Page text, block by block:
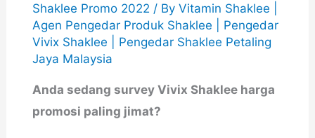
Shaklee Promo 2022 / By Vitamin Shaklee |
Agen Pengedar Produk Shaklee | Pengedar
Vivix Shaklee | Pengedar Shaklee Petaling
Jaya Malaysia
Anda sedang survey Vivix Shaklee harga
promosi paling jimat?